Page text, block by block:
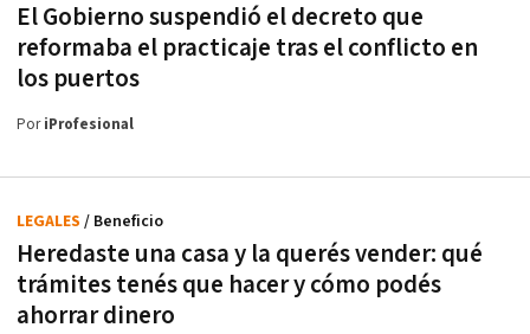
El Gobierno suspendió el decreto que
reformaba el practicaje tras el conflicto en
los puertos
PoriProfesional
Heredaste una casa y la querés vender: qué
trámites tenés que hacer y cómo podés
ahorrar dinero
LEGALES / Beneficio